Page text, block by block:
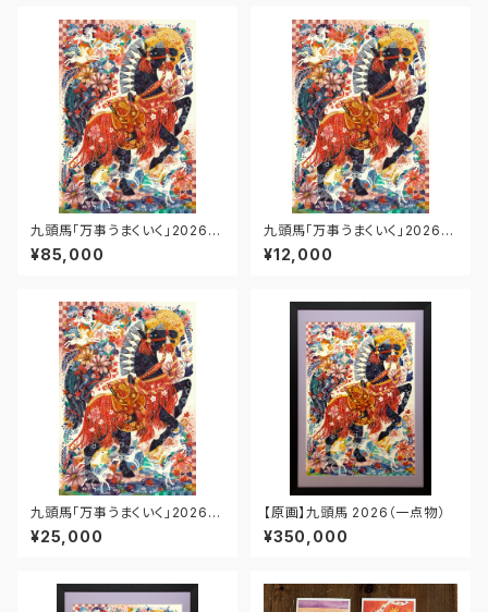
九頭馬「万事うまくいく」2026｜
エディション・プリント【B2シート
のみ】
¥85,000
九頭馬「万事うまくいく」2026｜
エディション・プリント【A4シート
のみ】
¥12,000
九頭馬「万事うまくいく」2026｜
エディション・プリント【A3シート
のみ】
¥25,000
【原画】九頭馬 2026（一点物）
¥350,000